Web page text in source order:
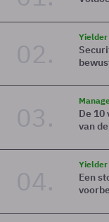
02.
Yielder
03.
De
van
04.
Yielder
Een